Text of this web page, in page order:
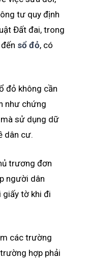
tư quy định
Đất đai, trong
sổ đỏ, có
đỏ không cần
như chứng
sử dụng dữ
dân cư.
trương đơn
người dân
giấy tờ khi đi
các trường
hợp phải